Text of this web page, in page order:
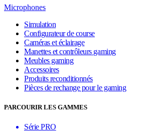
Microphones
Simulation
Configurateur de course
Caméras et éclairage
Manettes et contrôleurs gaming
Meubles gaming
Accessoires
Produits reconditionnés
Pièces de rechange pour le gaming
PARCOURIR LES GAMMES
Série PRO